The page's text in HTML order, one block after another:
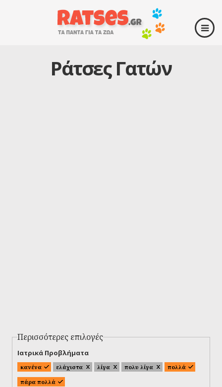
Ράτσες Γατών
Περισσότερες επιλογές
Ιατρικά Προβλήματα
κανένα ελάχιστα λίγα πολυ λίγα
πολλά
πάρα πολλά